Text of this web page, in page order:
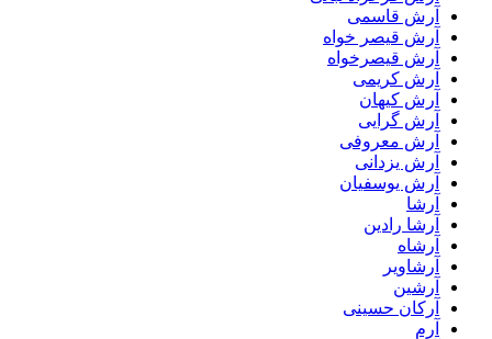
آرش قاسمی
آرش قیصر خواه
آرش قیصرخواه
آرش کریمی
آرش کیهان
آرش گرایی
آرش معروفی
آرش یزدانی
آرش یوسفیان
آرشا
آرشا رادین
آرشاه
آرشاویر
آرشین
آرکان حسینی
آرم